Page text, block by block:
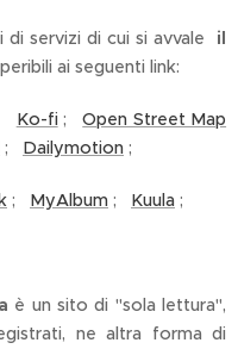
servizi di cui si avvale il
ai seguenti link:
Ko-fi;Open Street Map
; Dailymotion ;
; MyAlbum ; Kuula ;
è un sito di "sola lettura",
ne altra forma di